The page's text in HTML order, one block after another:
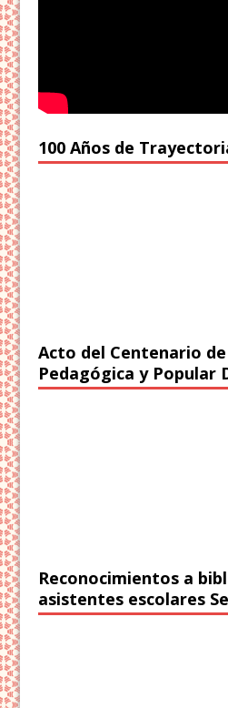
100 Años de
Acto del Centenario
Pedagógica y Popular
Reconocimientos a
asistentes escolares